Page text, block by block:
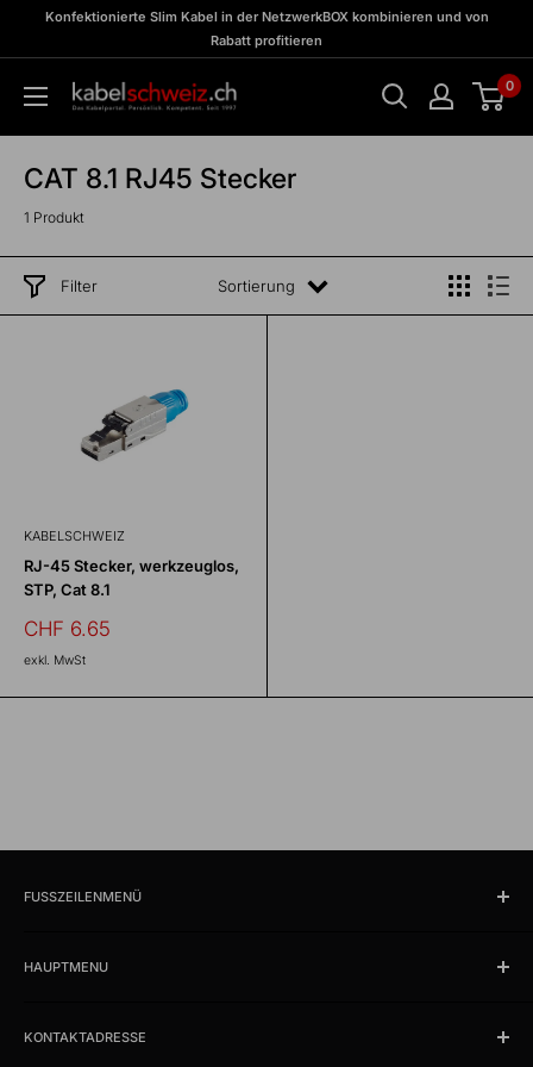
zu
BOX
Konfektionierte Slim Kabel in der NetzwerkBOX kombinieren und von
Rabatt profitieren
kabelschweiz 0
CAT 8.1 RJ45 Stecker
1 Produkt
Filter Sortierung
KABELSCHWEIZ
RJ-45 Stecker, werkzeuglos,
STP, Cat 8.1
Sonderpreis
CHF 6.65
exkl. MwSt
FUSSZEILENMENÜ
Öffnungszeiten und Lokalität
AGB
HAUPTMENU
News
KONTAKTADRESSE